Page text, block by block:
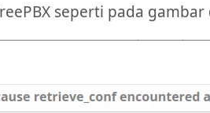
seperti pada